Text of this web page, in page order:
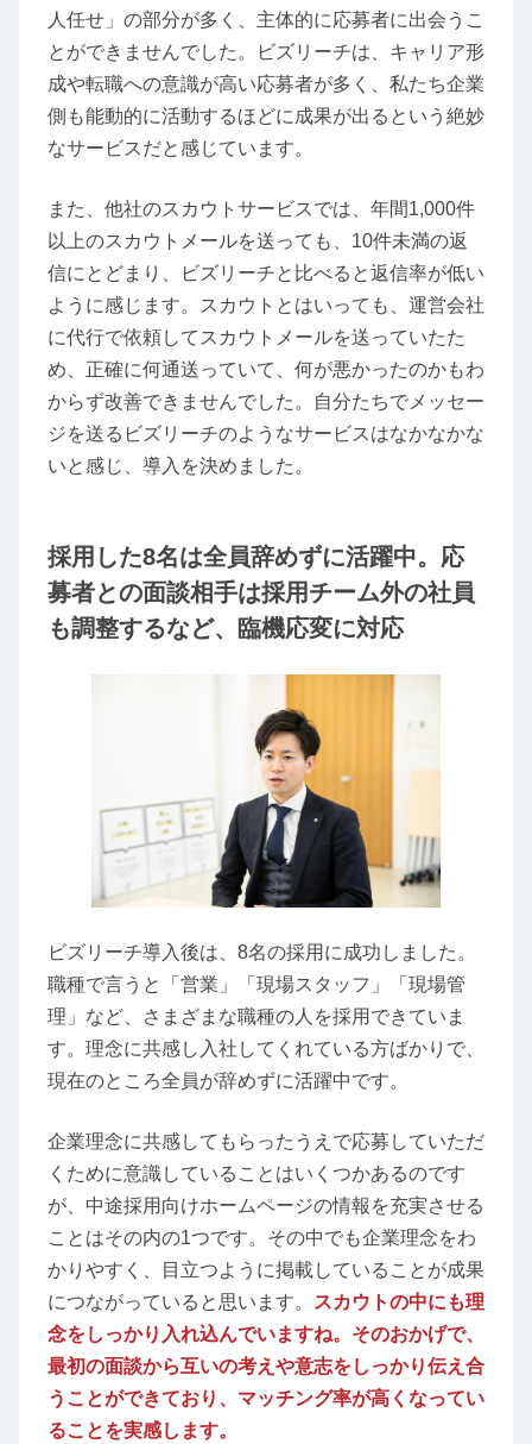
人任せ」の部分が多く、主体的に応募者に出会うこ
とができませんでした。ビズリーチは、キャリア形
成や転職への意識が高い応募者が多く、私たち企業
側も能動的に活動するほどに成果が出るという絶妙
なサービスだと感じています。
また、他社のスカウトサービスでは、年間1,000件
以上のスカウトメールを送っても、10件未満の返
信にとどまり、ビズリーチと比べると返信率が低い
ように感じます。スカウトとはいっても、運営会社
に代行で依頼してスカウトメールを送っていたた
め、正確に何通送っていて、何が悪かったのかもわ
からず改善できませんでした。自分たちでメッセー
ジを送るビズリーチのようなサービスはなかなかな
いと感じ、導入を決めました。
採用した8名は全員辞めずに活躍中。応
募者との面談相手は採用チーム外の社員
も調整するなど、臨機応変に対応
ビズリーチ導入後は、8名の採用に成功しました。
職種で言うと「営業」「現場スタッフ」「現場管
理」など、さまざまな職種の人を採用できていま
す。理念に共感し入社してくれている方ばかりで、
現在のところ全員が辞めずに活躍中です。
企業理念に共感してもらったうえで応募していただ
くために意識していることはいくつかあるのです
が、中途採用向けホームページの情報を充実させる
ことはその内の1つです。その中でも企業理念をわ
かりやすく、目立つように掲載していることが成果
につながっていると思います。
スカウトの中にも理
念をしっかり入れ込んでいますね。そのおかげで、
最初の面談から互いの考えや意志をしっかり伝え合
うことができており、マッチング率が高くなってい
ることを実感します。